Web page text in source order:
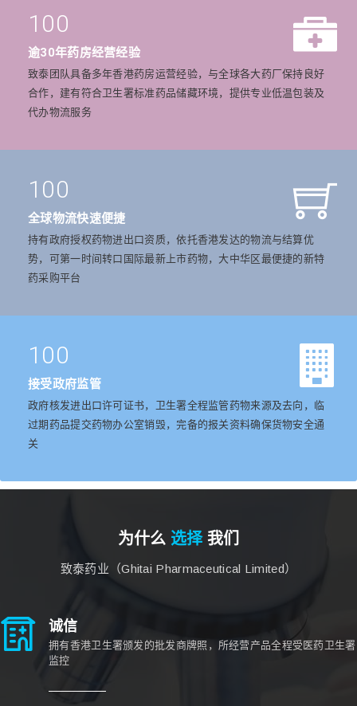
100
逾30年药房经营经验
致泰团队具备多年香港药房运营经验，与全球各大药厂保持良好
合作，建有符合卫生署标准药品储藏环境，提供专业低温包装及
代办物流服务
100
全球物流快速便捷
持有政府授权药物进出口资质，依托香港发达的物流与结算优
势，可第一时间转口国际最新上市药物，大中华区最便捷的新特
药采购平台
100
接受政府监管
政府核发进出口许可证书，卫生署全程监管药物来源及去向，临
过期药品提交药物办公室销毁，完备的报关资料确保货物安全通
关
为什么 选择我们
致泰药业（Ghitai Pharmaceutical Limited）
诚信
拥有香港卫生署颁发的批发商牌照，所经营产品全程受医药卫生署
监控